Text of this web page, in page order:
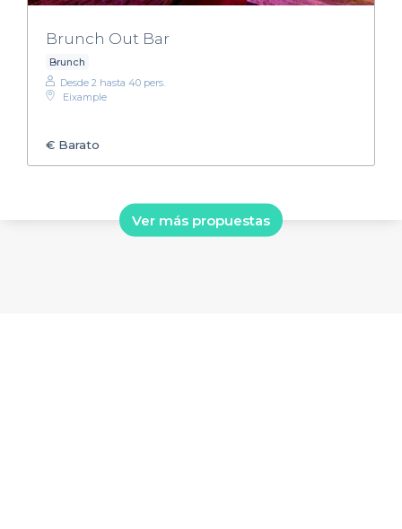
Brunch Out Bar
Brunch
Desde 2 hasta 40 pers.
Eixample
€ Barato
Ver más propuestas